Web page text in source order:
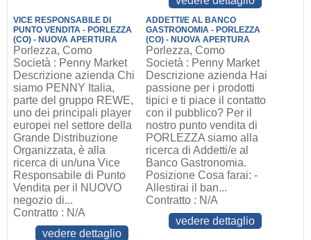
VICE RESPONSABILE DI
PUNTO VENDITA - PORLEZZA
(CO) - NUOVA APERTURA
Porlezza, Como
Società : Penny Market
Descrizione azienda Chi
siamo PENNY Italia,
parte del gruppo REWE,
uno dei principali player
europei nel settore della
Grande Distribuzione
Organizzata, è alla
ricerca di un/una Vice
Responsabile di Punto
Vendita per il NUOVO
negozio di...
Contratto : N/A
vedere dettaglio
ADDETTI/E AL BANCO
GASTRONOMIA - PORLEZZA
(CO) - NUOVA APERTURA
Porlezza, Como
Società : Penny Market
Descrizione azienda Hai
passione per i prodotti
tipici e ti piace il contatto
con il pubblico? Per il
nostro punto vendita di
PORLEZZA siamo alla
ricerca di Addetti/e al
Banco Gastronomia.
Posizione Cosa farai: -
Allestirai il ban...
Contratto : N/A
vedere dettaglio